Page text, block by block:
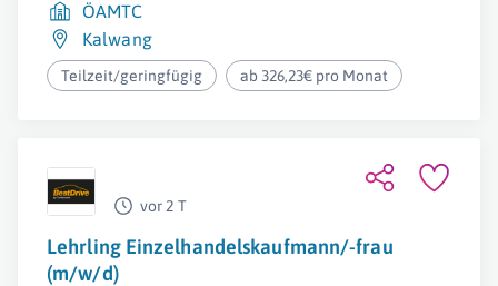
ÖAMTC
Kalwang
Teilzeit/geringfügig ab 326,23€ pro Monat
vor 2 T
Lehrling Einzelhandelskaufmann/-frau
(m/w/d)